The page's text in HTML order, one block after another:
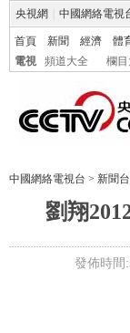
央視網 中國網絡電視
首頁 新聞 經濟 體
電視
頻道大全 欄目
中國網絡電視台 > 新聞台
劉翔
發佈時間